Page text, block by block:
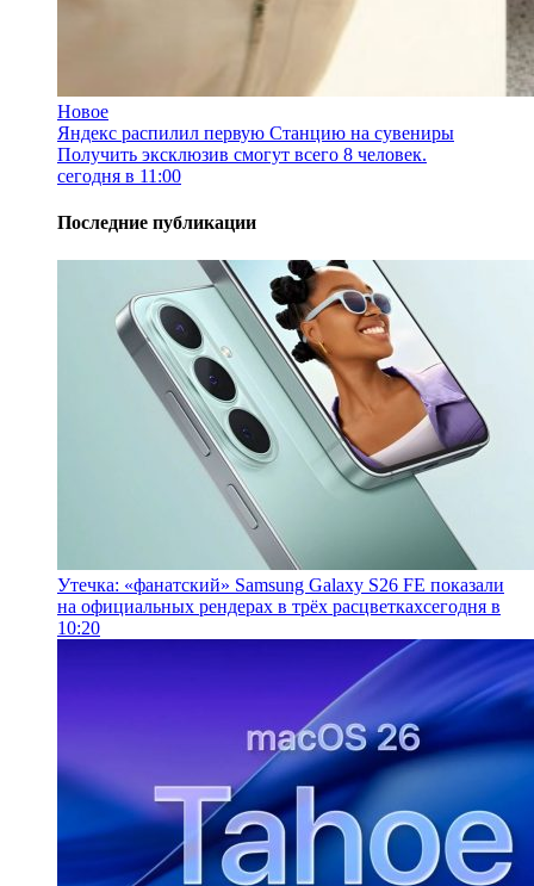
Новое
Яндекс распилил первую Станцию на сувениры
Получить эксклюзив смогут всего 8 человек.
сегодня в 11:00
Последние публикации
Утечка: «фанатский» Samsung Galaxy S26 FE показали
на официальных рендерах в трёх расцветкахсегодня в
10:20